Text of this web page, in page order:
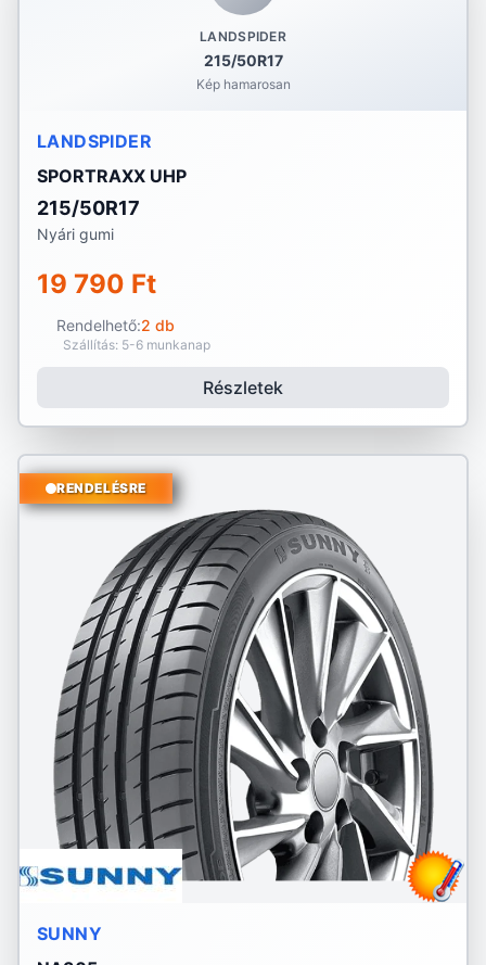
LANDSPIDER
215/50R17
Kép hamarosan
LANDSPIDER
SPORTRAXX UHP
215/50R17
Nyári gumi
19 790 Ft
Rendelhető:2 db
Szállítás: 5-6 munkanap
Részletek
RENDELÉSRE
SUNNY